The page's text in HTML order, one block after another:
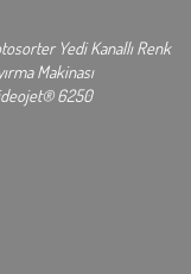
Yedi Kanallı Renk
Makinası
6250